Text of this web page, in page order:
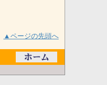
▲ページの先頭へ